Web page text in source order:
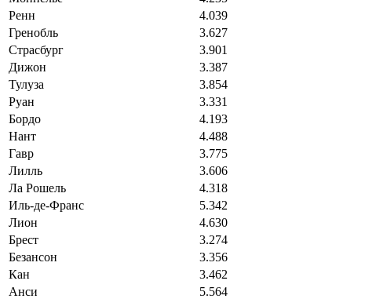
Ренн
4.039
Гренобль
3.627
Страсбург
3.901
Дижон
3.387
Тулуза
3.854
Руан
3.331
Бордо
4.193
Нант
4.488
Гавр
3.775
Лилль
3.606
Ла Рошель
4.318
Иль-де-Франс
5.342
Лион
4.630
Брест
3.274
Безансон
3.356
Кан
3.462
Анси
5.564